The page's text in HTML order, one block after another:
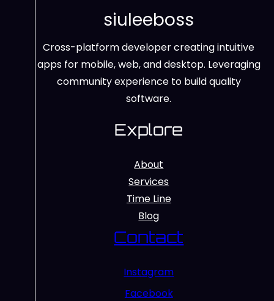
siuleeboss
Cross-platform developer creating intuitive
apps for mobile, web, and desktop. Leveraging
community experience to build quality
software.
Explore
About
Services
Time Line
Blog
Contact
Instagram
Facebook